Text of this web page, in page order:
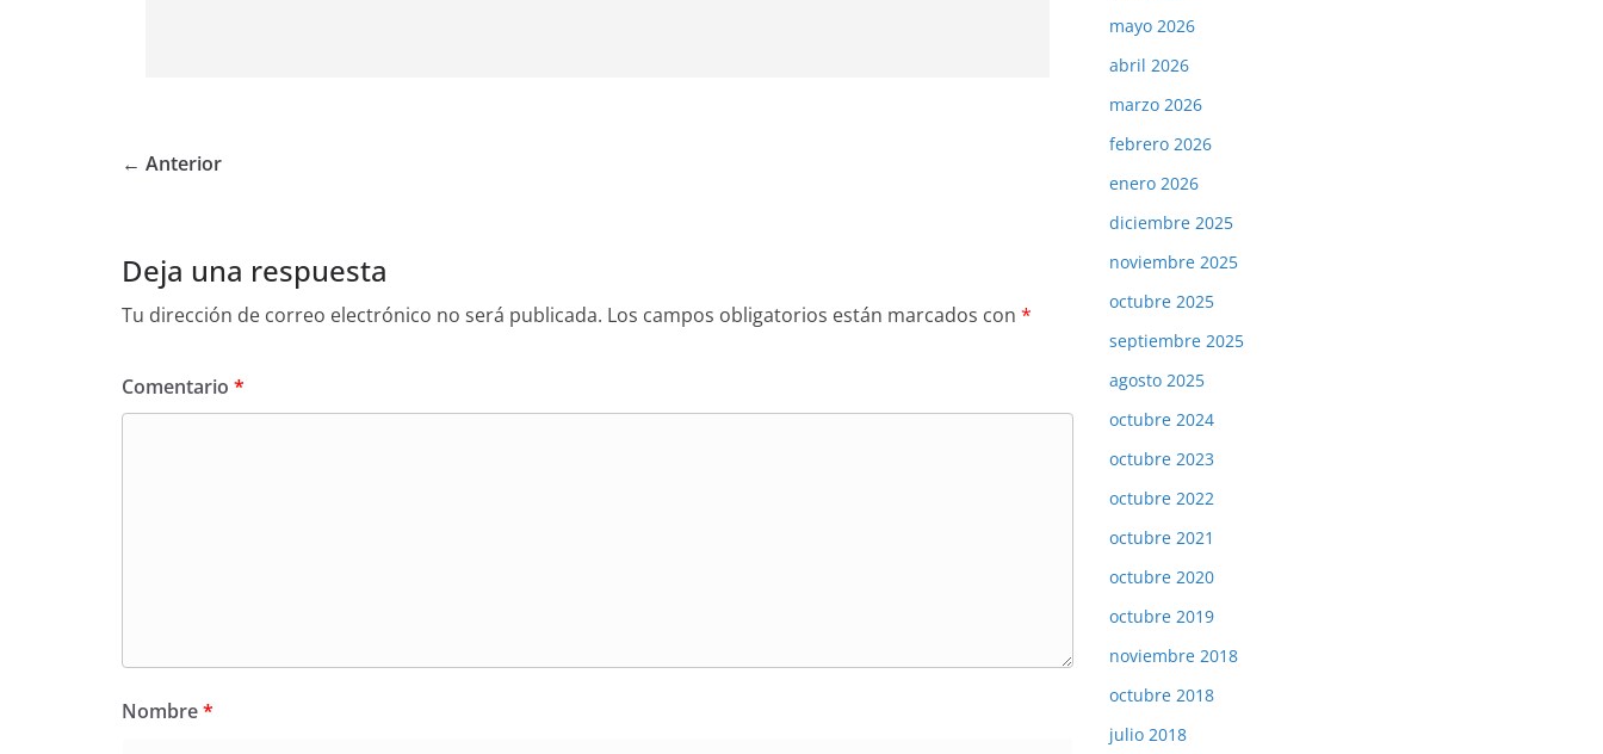
← Anterior
Deja una respuesta
Tu dirección de correo electrónico no será publicada. Los campos obligatorios están marcados con *
Comentario *
Nombre*
mayo 2026
abril 2026
marzo 2026
febrero 2026
enero 2026
diciembre 2025
noviembre 2025
octubre 2025
septiembre 2025
agosto 2025
octubre 2024
octubre 2023
octubre 2022
octubre 2021
octubre 2020
octubre 2019
noviembre 2018
octubre 2018
julio 2018